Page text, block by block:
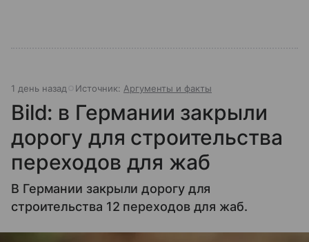
1 день назад Источник: Аргументы и факты
Bild: в Германии закрыли
дорогу для строительства
переходов для жаб
В Германии закрыли дорогу для
строительства 12 переходов для жаб.